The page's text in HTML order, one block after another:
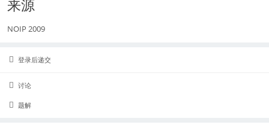
来源
NOIP 2009
登录后递交
讨论
题解